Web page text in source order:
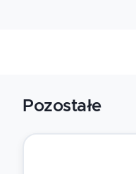
Pozostałe